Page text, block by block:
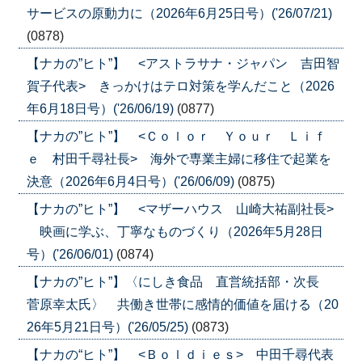
サービスの原動力に（2026年6月25日号）('26/07/21)
(0878)
【ナカの”ヒト”】 <アストラサナ・ジャパン 吉田智
賀子代表> きっかけはテロ対策を学んだこと（2026
年6月18日号）('26/06/19) (0877)
【ナカの”ヒト”】 <Ｃｏｌｏｒ Ｙｏｕｒ Ｌｉｆ
ｅ 村田千尋社長> 海外で専業主婦に移住で起業を
決意（2026年6月4日号）('26/06/09) (0875)
【ナカの”ヒト”】 <マザーハウス 山崎大祐副社長>
映画に学ぶ、丁寧なものづくり（2026年5月28日
号）('26/06/01) (0874)
【ナカの”ヒト”】〈にしき食品 直営統括部・次長
菅原幸太氏〉 共働き世帯に感情的価値を届ける（20
26年5月21日号）('26/05/25) (0873)
【ナカの“ヒト”】 <Ｂｏｌｄｉｅｓ> 中田千尋代表